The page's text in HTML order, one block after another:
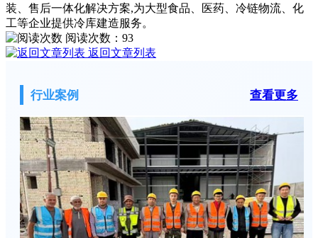
装、售后一体化解决方案,为大型食品、医药、冷链物流、化
工等企业提供冷库建造服务。
阅读次数： 93
返回文章列表
行业案例 查看更多